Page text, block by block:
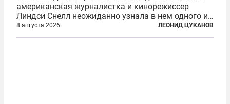
американская журналистка и кинорежиссер
Линдси Снелл неожиданно узнала в нем одного из
бандитов, похитивших ее в сирийском Алеппо в
2016 году. Журналистка убеждена, что Канатри, в
8 августа 2026 ЛЕОНИД ЦУКАНОВ